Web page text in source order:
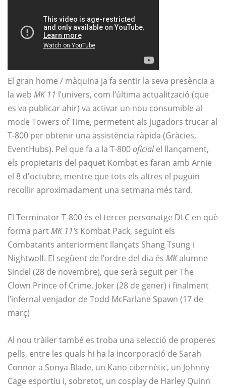
El gran home / màquina ja fa sentir la seva presència a
la web MK 11 l’univers, com l’última actualització (que
es va publicar ahir) va activar un nou consumible al
mode Towers of Time, permetent als jugadors trucar al
T-800 per obtenir una assistència ràpida (Gràcies,
EventHubs). Pel que fa a la T-800oficialel llançament,
els propietaris del paquet Kombat es faran amb Arnie
el 8 d'octubre, mentre que tots els altres el puguin
recollir aproximadament una setmana més tard.
El Terminator T-800 és el tercer personatge DLC en què
forma partMK 11's Kombat Pack, seguint els
Combatants anteriorment llançats Shang Tsung i
Nightwolf. El següent de l’ordre del dia és MKalumne
Sindel (28 de novembre), que serà seguit per The
Clown Prince of Crime, Joker (28 de gener) i finalment
l’infernal venjador de Todd McFarlane Spawn (17 de
març)
Al nou tràiler també es troba una selecció de properes
pells, entre les quals hi ha la incorporació de Sarah
Connor a Sonya Blade, un Kano cibernètic, un Johnny
Cage esportiu i, sobretot, un cosplay de Harley Quinn